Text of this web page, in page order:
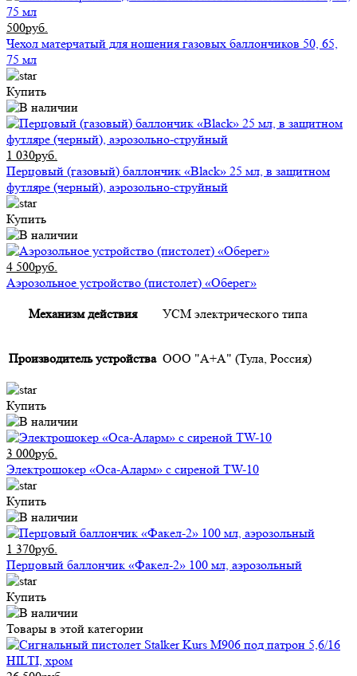
500руб.
Чехол матерчатый для ношения газовых баллончиков 50, 65,
75 мл
Купить
1 030руб.
Перцовый (газовый) баллончик «Black» 25 мл, в защитном
футляре (черный), аэрозольно-струйный
Купить
4 500руб.
Аэрозольное устройство (пистолет) «Оберег»
Механизм действия УСМ электрического типа
Производитель устройства ООО "А+А" (Тула, Россия)
Купить
3 000руб.
Электрошокер «Оса-Аларм» с сиреной TW-10
Купить
1 370руб.
Перцовый баллончик «Факел-2» 100 мл, аэрозольный
Купить
Товары в этой категории